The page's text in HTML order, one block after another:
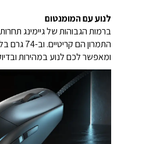
לנוע עם המומנטום
ברמות הגבוהות של גיימינג
ומאפשר לכם לנוע במהירות